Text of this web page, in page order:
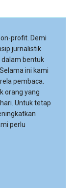
profit. Demi
jurnalistik
dalam bentuk
ini kami
pembaca.
orang yang
Untuk tetap
perlu